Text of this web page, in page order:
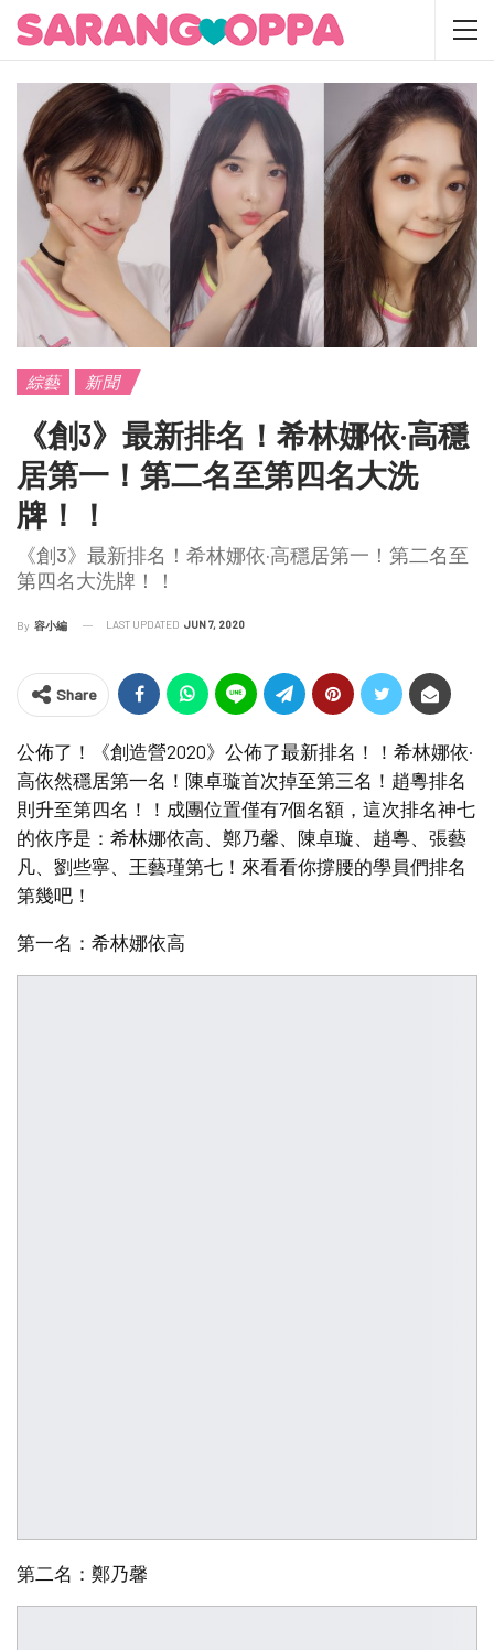
綜藝 新聞
《創3》最新排名！希林娜依·高穩
居第一！第二名至第四名大洗
牌！！
《創3》最新排名！希林娜依·高穩居第一！第二名至
第四名大洗牌！！
By 容小編 LAST UPDATED JUN 7, 2020
Share
公佈了！《創造營2020》公佈了最新排名！！希林娜依·
高依然穩居第一名！陳卓璇首次掉至第三名！趙粵排名
則升至第四名！！成團位置僅有7個名額，這次排名神七
的依序是：希林娜依高、鄭乃馨、陳卓璇、趙粵、張藝
凡、劉些寧、王藝瑾第七！來看看你撐腰的學員們排名
第幾吧！
第一名：希林娜依高
第二名：鄭乃馨